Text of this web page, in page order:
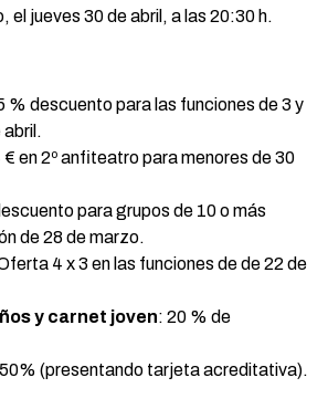
el jueves 30 de abril, a las 20:30 h.
% descuento para las funciones de 3 y
€ en 2º anfiteatro para menores de 30
para grupos de 10 o más
de 28 de marzo.
4 x 3 en las funciones de de 22 de
y carnet joven: 20 % de
50% (presentando tarjeta acreditativa).